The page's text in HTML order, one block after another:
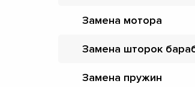
Замена мотора
Замена шторок
Замена пружин